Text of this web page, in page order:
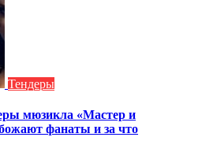
Тендеры
мюзикла «Мастер и
фанаты и за что